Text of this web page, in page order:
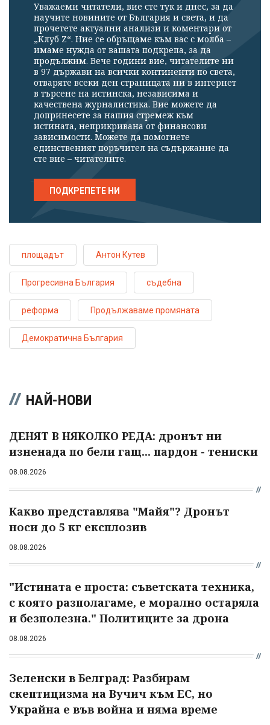
Уважаеми читатели, вие сте тук и днес, за да
научите новините от България и света, и да
прочетете актуални анализи и коментари от
„Клуб Z“. Ние се обръщаме към вас с молба –
имаме нужда от вашата подкрепа, за да
продължим. Вече години вие, читателите ни
в 97 държави на всички континенти по света,
отваряте всеки ден страницата ни в интернет
в търсене на истинска, независима и
качествена журналистика. Вие можете да
допринесете за нашия стремеж към
истината, неприкривана от финансови
зависимости. Можете да помогнете
единственият поръчител на съдържание да
сте вие – читателите.
ПОДКРЕПЕТЕ НИ
площадът Антон Кутев
Прогресивна България съдебна
реформа Продължаваме промяната
Демократична България
НАЙ-НОВИ
ДЕНЯТ В НЯКОЛКО РЕДА: дронът ни
изненада по бели гащ... пардон - тениски
08.08.2026
Какво представлява "Майя"? Дронът
носи до 5 кг експлозив
08.08.2026
"Истината е проста: съветската техника,
с която разполагаме, е морално остаряла
и безполезна." Политиците за дрона
08.08.2026
Зеленски в Белград: Разбирам
скептицизма на Вучич към ЕС, но
Украйна е във война и няма време